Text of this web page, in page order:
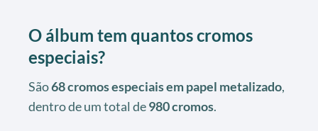
O álbum tem quantos cromos
especiais?
São68 cromos especiais em papel metalizado,
dentro de um total de980 cromos.